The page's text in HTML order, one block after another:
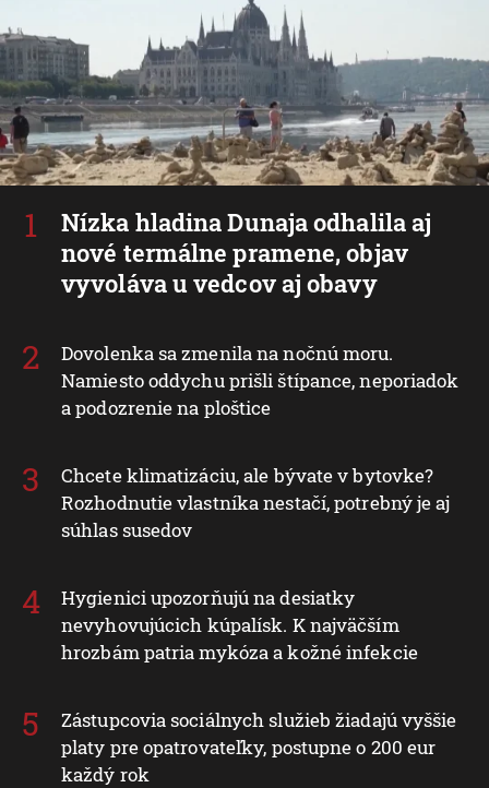
Nízka hladina Dunaja odhalila aj
nové termálne pramene, objav
vyvoláva u vedcov aj obavy
Dovolenka sa zmenila na nočnú moru.
Namiesto oddychu prišli štípance, neporiadok
a podozrenie na ploštice
Chcete klimatizáciu, ale bývate v bytovke?
Rozhodnutie vlastníka nestačí, potrebný je aj
súhlas susedov
Hygienici upozorňujú na desiatky
nevyhovujúcich kúpalísk. K najväčším
hrozbám patria mykóza a kožné infekcie
Zástupcovia sociálnych služieb žiadajú vyššie
platy pre opatrovateľky, postupne o 200 eur
každý rok